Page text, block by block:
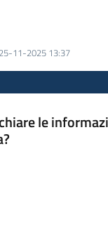
25-11-2025 13:37
le